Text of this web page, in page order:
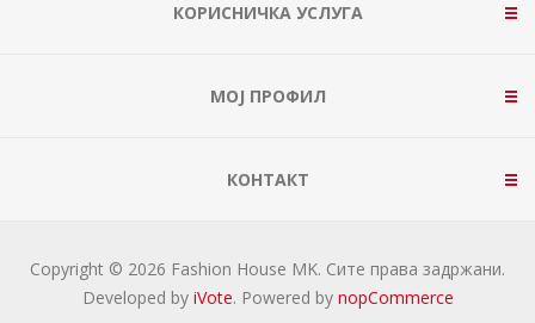
КОРИСНИЧКА УСЛУГА
МОЈ ПРОФИЛ
КОНТАКТ
Copyright © 2026 Fashion House MK. Сите права задржани.
Developed by iVote. Powered by nopCommerce